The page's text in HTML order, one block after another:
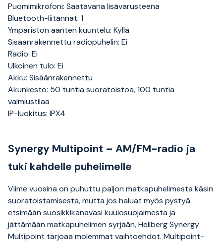
Puomimikrofoni: Saatavana lisävarusteena
Bluetooth-liitännät: 1
Ympäristön äänten kuuntelu: Kyllä
Sisäänrakennettu radiopuhelin: Ei
Radio: Ei
Ulkoinen tulo: Ei
Akku: Sisäänrakennettu
Akunkesto: 50 tuntia suoratoistoa, 100 tuntia
valmiustilaa
IP-luokitus: IPX4
Synergy Multipoint – AM/FM-radio ja
tuki kahdelle puhelimelle
Viime vuosina on puhuttu paljon matkapuhelimesta käsin
suoratoistamisesta, mutta jos haluat myös pystyä
etsimään suosikkikanavasi kuulosuojaimesta ja
jättämään matkapuhelimen syrjään, Hellberg Synergy
Multipoint tarjoaa molemmat vaihtoehdot. Multipoint-